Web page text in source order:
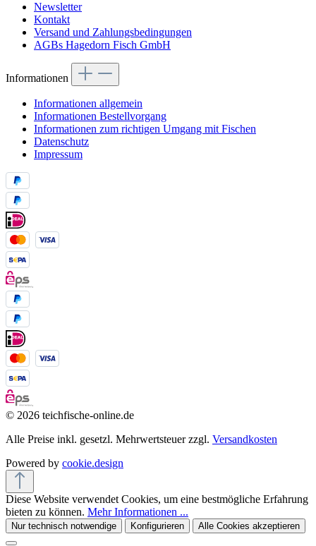
Newsletter
Kontakt
Versand und Zahlungsbedingungen
AGBs Hagedorn Fisch GmbH
Informationen
Informationen allgemein
Informationen Bestellvorgang
Informationen zum richtigen Umgang mit Fischen
Datenschutz
Impressum
© 2026 teichfische-online.de
Alle Preise inkl. gesetzl. Mehrwertsteuer zzgl. Versandkosten
Powered by cookie.design
Diese Website verwendet Cookies, um eine bestmögliche Erfahrung
bieten zu können. Mehr Informationen ...
Nur technisch notwendige Konfigurieren Alle Cookies akzeptieren